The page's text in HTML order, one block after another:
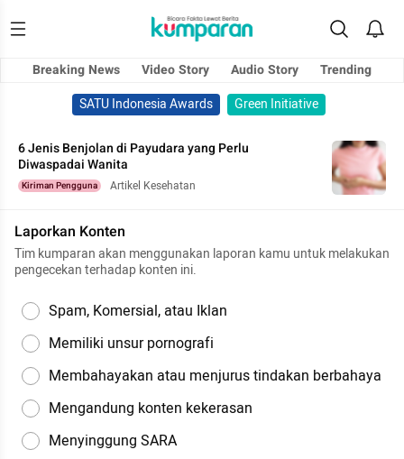
Breaking News Video Story Audio Story
Trending
SATU Indonesia Awards
Green Initiative
6 Jenis Benjolan di Payudara yang Perlu
Diwaspadai Wanita
Kiriman Pengguna Artikel Kesehatan
Laporkan Konten
Tim kumparan akan menggunakan laporan kamu untuk melakukan
pengecekan terhadap konten ini.
Spam, Komersial, atau Iklan
Memiliki unsur pornografi
Membahayakan atau menjurus tindakan berbahaya
Mengandung konten kekerasan
Menyinggung SARA